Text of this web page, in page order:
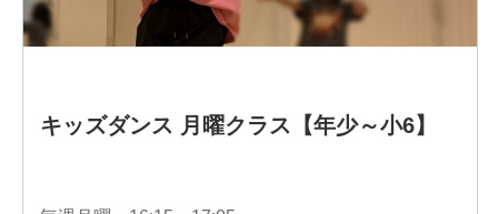
2013.7 フランスアヴィニョン「アヴィニョン演劇祭」参
加
クラス掲載